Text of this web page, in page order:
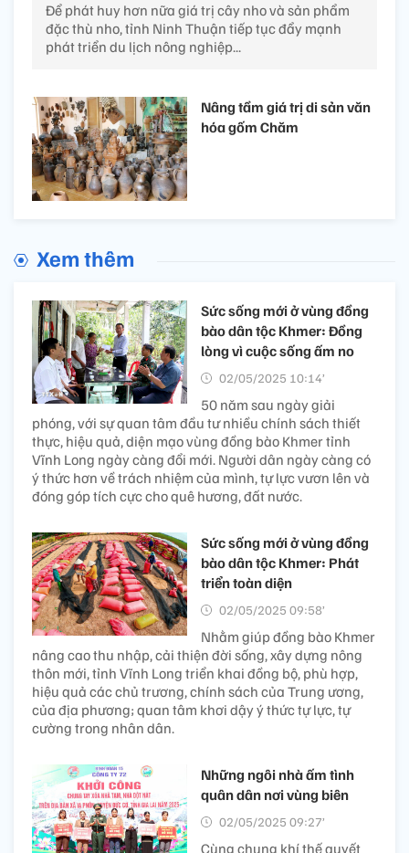
Để phát huy hơn nữa giá trị cây nho và sản phẩm
đặc thù nho, tỉnh Ninh Thuận tiếp tục đẩy mạnh
phát triển du lịch nông nghiệp...
Nâng tầm giá trị di sản văn
hóa gốm Chăm
Xem thêm
Sức sống mới ở vùng đồng
bào dân tộc Khmer: Đồng
lòng vì cuộc sống ấm no
02/05/2025 10:14’
50 năm sau ngày giải
phóng, với sự quan tâm đầu tư nhiều chính sách thiết
thực, hiệu quả, diện mạo vùng đồng bào Khmer tỉnh
Vĩnh Long ngày càng đổi mới. Người dân ngày càng có
ý thức hơn về trách nhiệm của mình, tự lực vươn lên và
đóng góp tích cực cho quê hương, đất nước.
Sức sống mới ở vùng đồng
bào dân tộc Khmer: Phát
triển toàn diện
02/05/2025 09:58’
Nhằm giúp đồng bào Khmer
nâng cao thu nhập, cải thiện đời sống, xây dựng nông
thôn mới, tỉnh Vĩnh Long triển khai đồng bộ, phù hợp,
hiệu quả các chủ trương, chính sách của Trung ương,
của địa phương; quan tâm khơi dậy ý thức tự lực, tự
cường trong nhân dân.
Những ngôi nhà ấm tình
quân dân nơi vùng biên
02/05/2025 09:27’
Cùng chung khí thế quyết